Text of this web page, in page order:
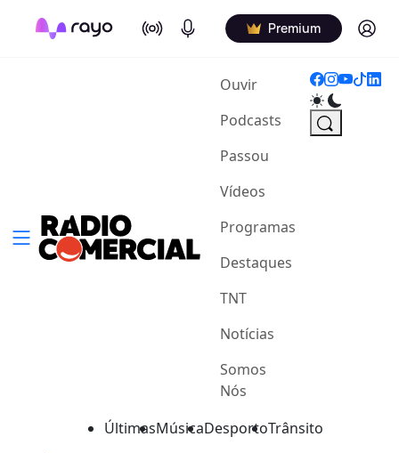
On Air Podcasts Premium Log in
Ouvir(current)
Podcasts
Passou
Vídeos
Programas
Destaques
TNT
Notícias
Somos
Nós
ÚltimasMúsicaDesportoTrânsito